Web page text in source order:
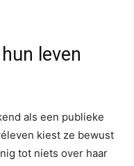
leven
als een publieke
kiest ze bewust
tot niets over haar